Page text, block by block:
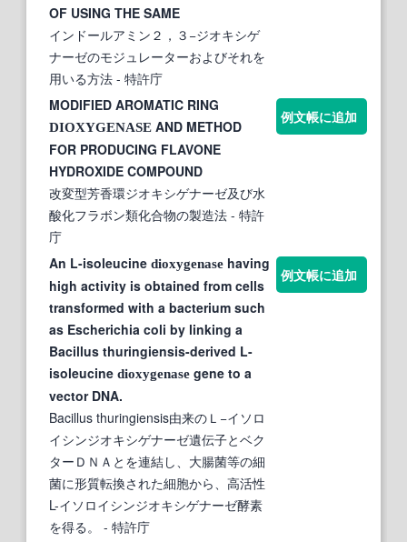
OF USING THE SAME
インドールアミン２，３−ジオキシゲ
ナーゼのモジュレーターおよびそれを
用いる方法 - 特許庁
MODIFIED AROMATIC RING
DIOXYGENASE AND METHOD
FOR PRODUCING FLAVONE
HYDROXIDE COMPOUND
改変型芳香環ジオキシゲナーゼ及び水
酸化フラボン類化合物の製造法 - 特許
庁
例文帳に追加
An L-isoleucine dioxygenase having
high activity is obtained from cells
transformed with a bacterium such
as Escherichia coli by linking a
Bacillus thuringiensis-derived L-
isoleucine dioxygenase gene to a
vector DNA.
Bacillus thuringiensis由来のＬ−イソロ
イシンジオキシゲナーゼ遺伝子とベク
ターＤＮＡとを連結し、大腸菌等の細
菌に形質転換された細胞から、高活性
L-イソロイシンジオキシゲナーゼ酵素
を得る。
- 特許庁
例文帳に追加